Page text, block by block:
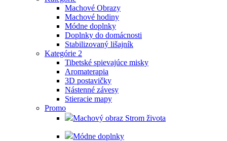
Machové Obrazy
Machové hodiny
Módne doplnky
Doplnky do domácnosti
Stabilizovaný lišajník
Kategórie 2
Tibetské spievajúce misky
Aromaterapia
3D postavičky
Nástenné závesy
Stieracie mapy
Promo
Machový obraz Strom života
Módne doplnky